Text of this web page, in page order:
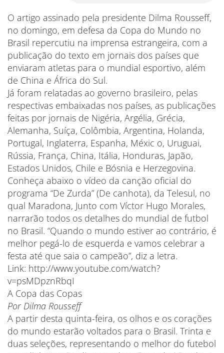
O artigo assinado pela presidente Dilma Rousseff,
no domingo, em defesa da Copa do Mundo no
Brasil repercutiu na imprensa estrangeira, com a
publicação do texto em jornais dos países que
enviaram atletas para o mundial esportivo, além
de China e África do Sul.
Já foram relatadas ao governo brasileiro, pelas
respectivas embaixadas nos países, as publicações
feitas por jornais de Nigéria, Argélia, Grécia,
Alemanha, Suíça, Colômbia, Argentina, Holanda,
Portugal, Inglaterra, Espanha, Méxic o, Uruguai,
Rússia, França, China, Itália, Honduras, Japão,
Estados Unidos, Chile e Bósnia e Herzegovina.
Conheça abaixo o vídeo da canção oficial do
programa “De Zurda” (De canhota), da Telesul, no
qual Maradona, Junto com Víctor Hugo Morales,
narrarão todos os detalhes do mundial de futbol
no Brasil. “Quando o mundo estiver ao contrário, é
melhor pegá-lo de esquerda e vamos celebrar a
festa até que saia o campeão”, diz a letra.
Link: http://www.youtube.com/watch?
v=psMDpznRbqI
A Copa das Copas
Por Dilma Rousseff
A partir desta quinta-feira, os olhos e os corações
do mundo estarão voltados para o Brasil. Trinta e
duas seleções, representando o melhor do futebol